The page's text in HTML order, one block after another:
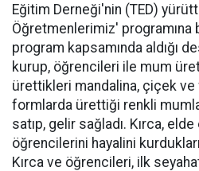
Eğitim Derneği'nin (TED)
Öğretmenlerimiz' programına
program kapsamında aldığı
kurup, öğrencileri ile mum
ürettikleri mandalina, çiçek ve
formlarda ürettiği renkli
satıp, gelir sağladı. Kırca,
öğrencilerini hayalini
Kırca ve öğrencileri, ilk